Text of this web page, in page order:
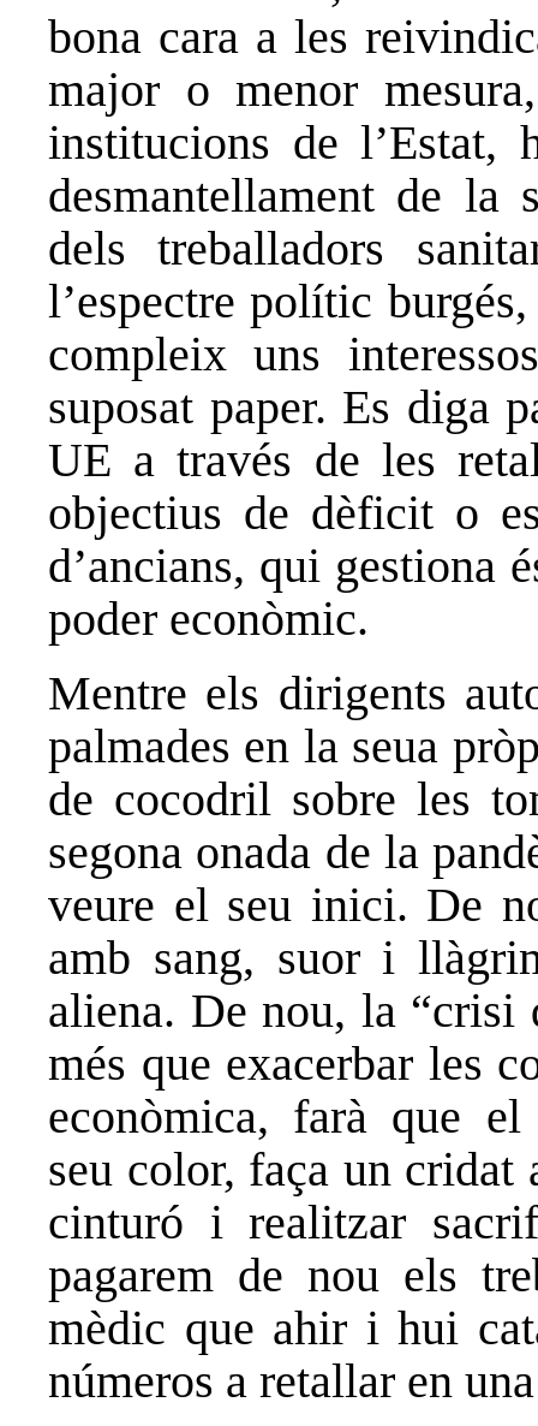
bona cara a les
major o menor
institucions de l’Estat,
desmantellament de la
dels treballadors
l’espectre polític
compleix uns
suposat paper. Es diga
UE a través de les
objectius de dèficit o
d’ancians, qui gestiona
poder econòmic.
Mentre els dirigents
palmades en la seua
de cocodril sobre les
segona onada de la
veure el seu inici. De
amb sang, suor i
aliena. De nou, la
més que exacerbar les
econòmica, farà que
seu color, faça un cridat
cinturó i realitzar
pagarem de nou els
mèdic que ahir i hui
números a retallar en